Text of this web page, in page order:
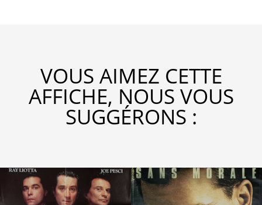
VOUS AIMEZ CETTE
AFFICHE, NOUS VOUS
SUGGÉRONS :